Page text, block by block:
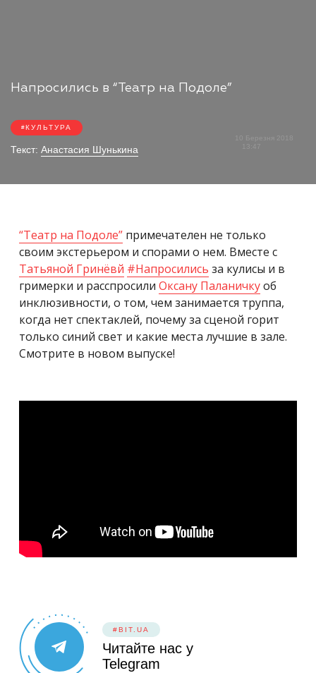
Напросились в “Театр на Подоле”
КУЛЬТУРА
Текст: Анастасия Шунькина
10 Березня 2018
13:47
“Театр на Подоле” примечателен не только
своим экстерьером и спорами о нем. Вместе с
Татьяной Гринёвй #Напросились за кулисы и в
гримерки и расспросили Оксану Паланичкуоб
инклюзивности, о том, чем занимается труппа,
когда нет спектаклей, почему за сценой горит
только синий свет и какие места лучшие в зале.
Смотрите в новом выпуске!
#BIT.UA
Читайте нас у
Telegram